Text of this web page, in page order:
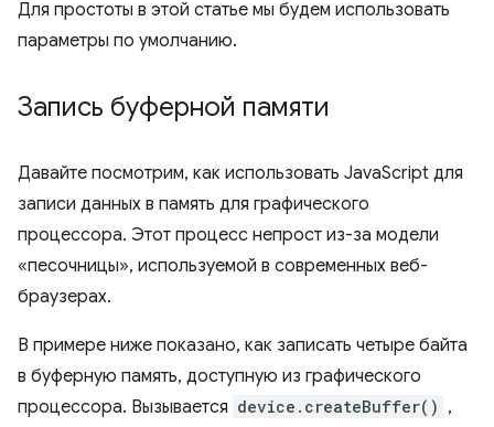
Для простоты в этой статье мы будем использовать
параметры по умолчанию.
Запись буферной памяти
Давайте посмотрим, как использовать JavaScript для
записи данных в память для графического
процессора. Этот процесс непрост из-за модели
«песочницы», используемой в современных веб-
браузерах.
В примере ниже показано, как записать четыре байта
в буферную память, доступную из графического
процессора. Вызывается device.createBuffer() ,